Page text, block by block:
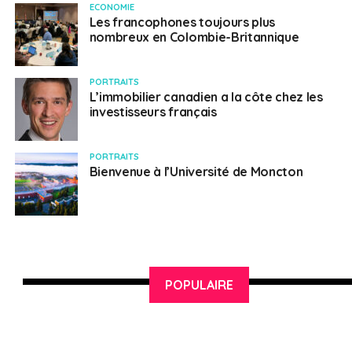
ECONOMIE
Les francophones toujours plus
nombreux en Colombie-Britannique
PORTRAITS
L’immobilier canadien a la côte chez les
investisseurs français
PORTRAITS
Bienvenue à l’Université de Moncton
POPULAIRE